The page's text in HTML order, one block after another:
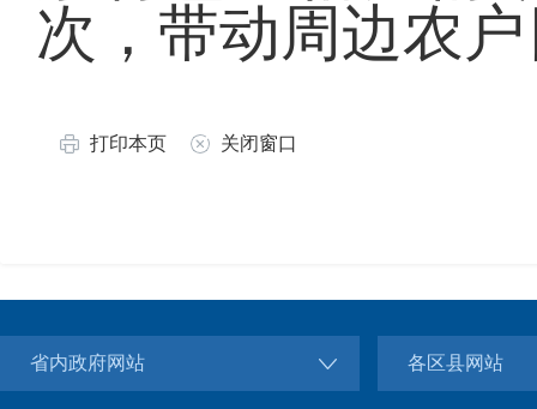
次，带动周边农
打印本页 关闭窗口
省内政府网站 各区县网站